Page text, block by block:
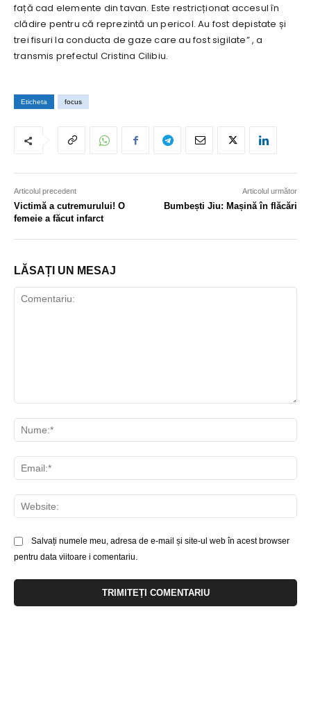
față cad elemente din tavan. Este restricționat accesul în
clădire pentru că reprezintă un pericol. Au fost depistate și
trei fisuri la conducta de gaze care au fost sigilate” , a
transmis prefectul Cristina Cilibiu.
Eticheta focus
Articolul precedent
Victimă a cutremurului! O
femeie a făcut infarct
Articolul următor
Bumbești Jiu: Mașină în flăcări
LĂSAȚI UN MESAJ
Salvați numele meu, adresa de e-mail și site-ul web în acest browser
pentru data viitoare i comentariu.